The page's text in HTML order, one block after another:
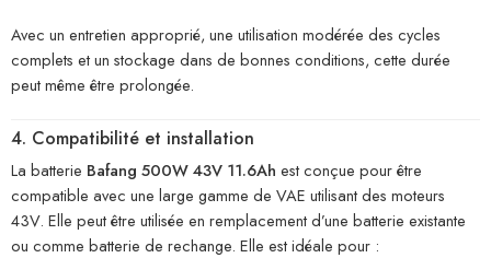
Avec un entretien approprié, une utilisation modérée des cycles
complets et un stockage dans de bonnes conditions, cette durée
peut même être prolongée.
4. Compatibilité et installation
La batterie Bafang 500W 43V 11.6Ah est conçue pour être
compatible avec une large gamme de VAE utilisant des moteurs
43V. Elle peut être utilisée en remplacement d’une batterie existante
ou comme batterie de rechange. Elle est idéale pour :